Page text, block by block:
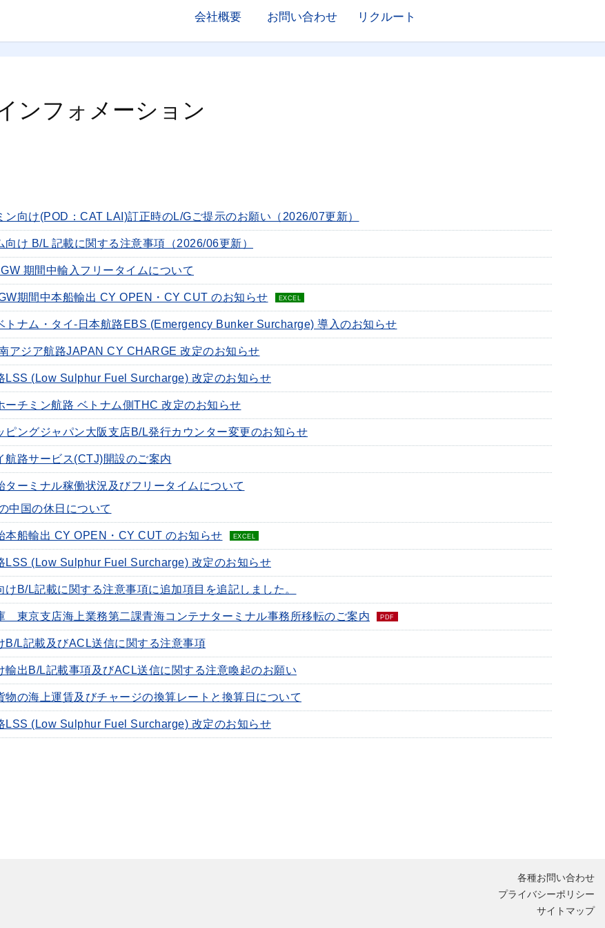
会社概要 お問い合わせ リクルート
ンフォメーション
ン向け(POD：CAT LAI)訂正時のL/Gご提示のお願い（2026/07更新）
向け B/L 記載に関する注意事項（2026/06更新）
期間中輸入フリータイムについて
期間中本船輸出 CY OPEN・CY CUT のお知らせ EXCEL
トナム・タイ-日本航路EBS (Emergency Bunker Surcharge) 導入のお知らせ
アジア航路JAPAN CY CHARGE 改定のお知らせ
LSS (Low Sulphur Fuel Surcharge) 改定のお知らせ
ーチミン航路 ベトナム側THC 改定のお知らせ
ピングジャパン大阪支店B/L発行カウンター変更のお知らせ
航路サービス(CTJ)開設のご案内
ターミナル稼働状況及びフリータイムについて
中国の休日について
本船輸出 CY OPEN・CY CUT のお知らせ EXCEL
LSS (Low Sulphur Fuel Surcharge) 改定のお知らせ
けB/L記載に関する注意事項に追加項目を追記しました。
東京支店海上業務第二課青海コンテナターミナル事務所移転のご案内 PDF
B/L記載及びACL送信に関する注意事項
輸出B/L記載事項及びACL送信に関する注意喚起のお願い
物の海上運賃及びチャージの換算レートと換算日について
LSS (Low Sulphur Fuel Surcharge) 改定のお知らせ
各種お問い合わせ
プライバシーポリシー
サイトマップ